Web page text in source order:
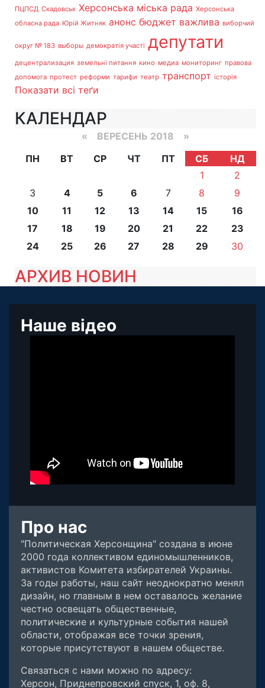
ПЦПСД Скадовськ Херсонська міська рада Херсонська
обласна рада Юрій Житняк анонс бюджет важлива виборчий
округ № 183 выборы демократія участі депутати
децентрализация земельні питання кино медиа мониторинг правова
допомога протест реформи тарифи театр транспорт історія
Показати всі теґи
КАЛЕНДАР
« ВЕРЕСЕНЬ 2018 »
ПН
ВТ СР ЧТ ПТ СБ
НД
1
2
3
4 5 6 7 8
9
10
11 12 13 14 15
16
17
18 19 20 21 22
23
24
25 26 27 28 29 30
АРХИВ НОВИН
Наше відео
Про нас
"Политическая Херсонщина" создана в июне
2000 года коллективом единомышленников,
активистов Комитета избирателей Украины.
За годы работы, наш сайт неоднократно менял
дизайн, но главным в нем оставалось желание
честно освещать общественные,
политические и культурные события нашей
области, отображая все точки зрения,
которые присутствуют в нашем обществе.
Связаться с нами можно по адресу:
Херсон, Приднепровский спуск, 1, оф. 8,